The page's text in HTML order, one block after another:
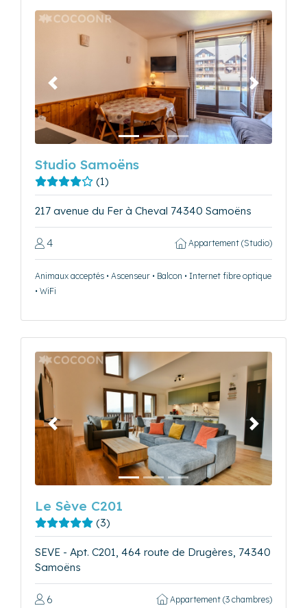
Précédent Suivant
Studio Samoëns
(1)
217 avenue du Fer à Cheval 74340 Samoëns
4 Appartement (Studio)
Animaux acceptés • Ascenseur • Balcon • Internet fibre optique
• WiFi
Précédent Suivant
Le Sève C201
(3)
SEVE - Apt. C201, 464 route de Drugères, 74340
Samoëns
6 Appartement (3 chambres)